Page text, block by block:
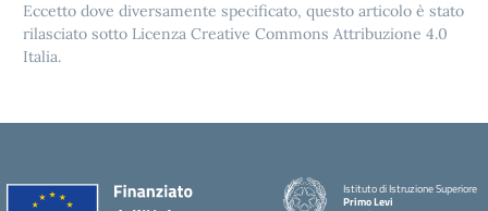
Eccetto dove diversamente specificato, questo articolo è stato
rilasciato sotto Licenza Creative Commons Attribuzione 4.0
Italia.
Istituto di Istruzione Superiore
Primo Levi